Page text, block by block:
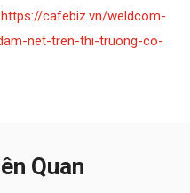
https://cafebiz.vn/weldcom-
net-tren-thi-truong-co-
Quan